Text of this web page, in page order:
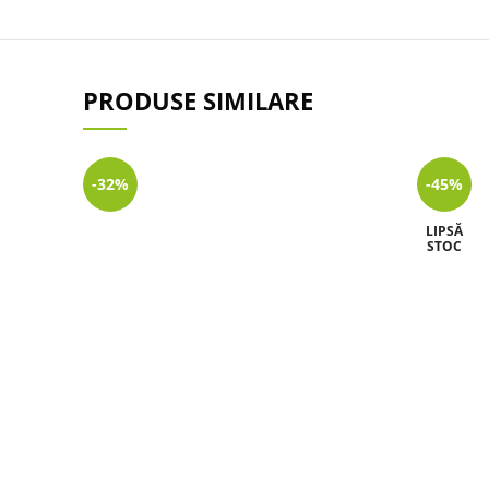
PRODUSE SIMILARE
-32% -45%
LIPSĂ
STOC